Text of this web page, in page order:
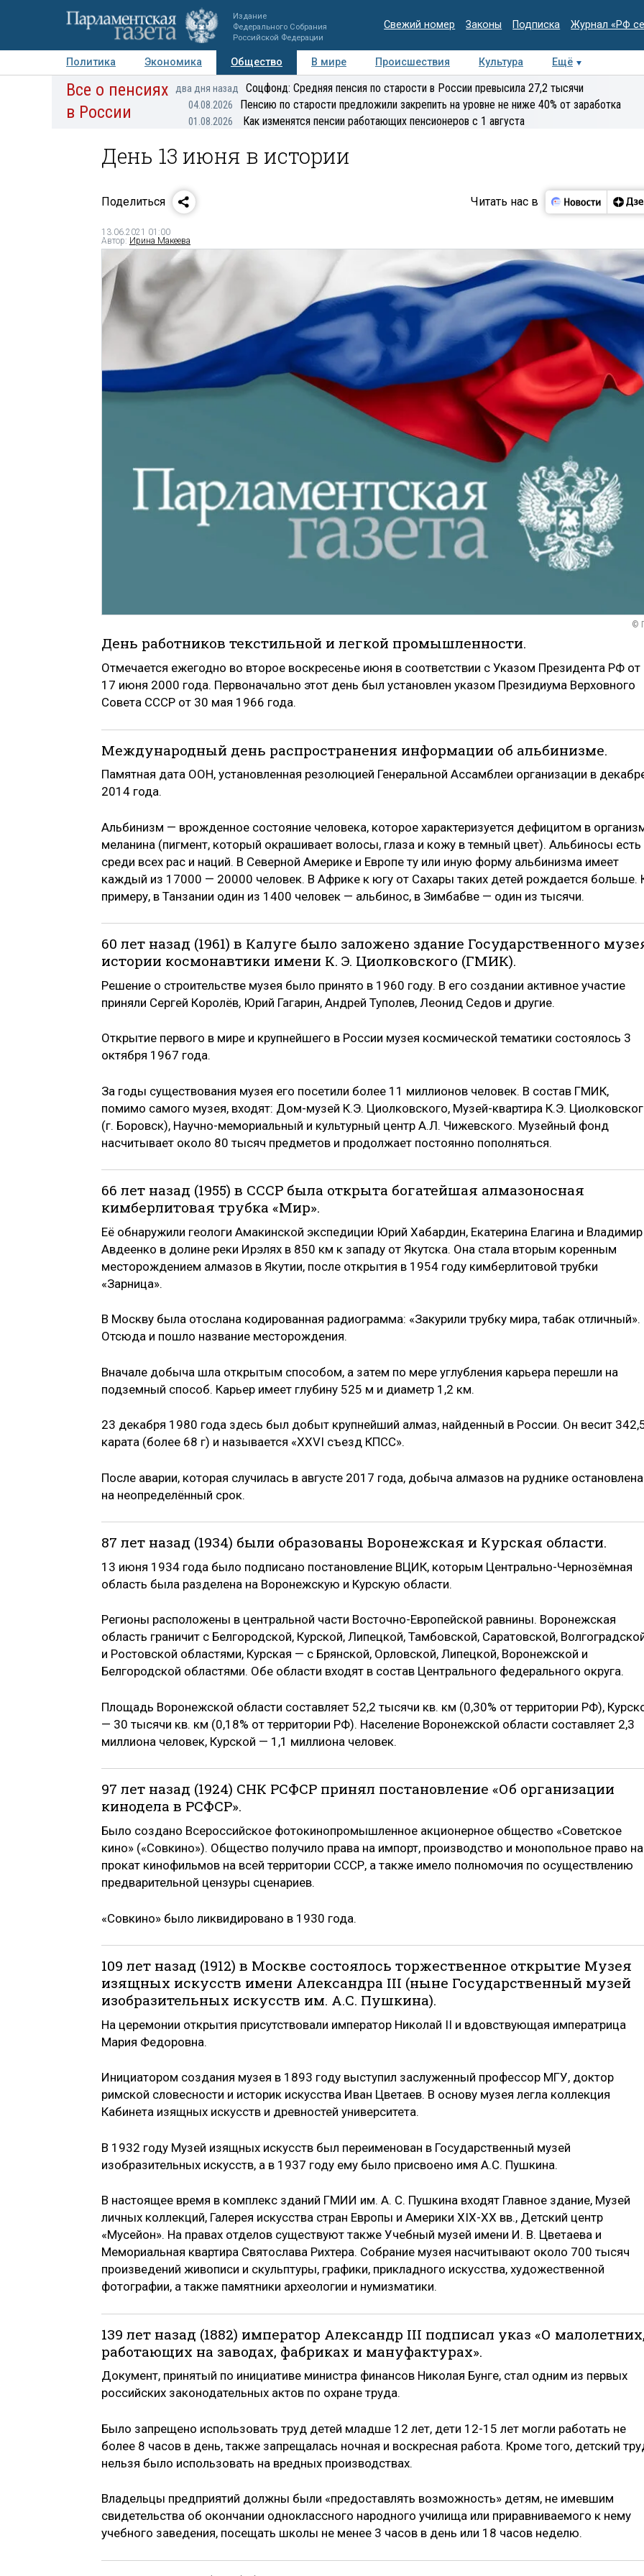
Издание
Федерального Собрания
Российской Федерации
Свежий номер Законы Подписка Журнал «РФ
Политика Экономика Общество В мире Происшествия Культура
Ещё
Авторы Персоны Мнения Регионы Медиацентр Интервью Колумнисты
Все о пенсиях
в России
два дня назад Соцфонд: Средняя пенсия по старости в России превысила 27,2 тысячи
04.08.2026 Пенсию по старости предложили закрепить на уровне не ниже 40% от заработка
01.08.2026 Как изменятся пенсии работающих пенсионеров с 1 августа
День 13 июня в истории
Поделиться Читать нас в
13.06.2021 01:00
Автор: Ирина Макеева
©
День работников текстильной и легкой промышленности.
Отмечается ежегодно во второе воскресенье июня в соответствии с Указом Президента РФ от
17 июня 2000 года. Первоначально этот день был установлен указом Президиума Верховного
Совета СССР от 30 мая 1966 года.
Международный день распространения информации об альбинизме.
Памятная дата ООН, установленная резолюцией Генеральной Ассамблеи организации в
2014 года.
Альбинизм — врожденное состояние человека, которое характеризуется дефицитом в
меланина (пигмент, который окрашивает волосы, глаза и кожу в темный цвет). Альбиносы есть
среди всех рас и наций. В Северной Америке и Европе ту или иную форму альбинизма имеет
каждый из 17000 — 20000 человек. В Африке к югу от Сахары таких детей рождается больше.
примеру, в Танзании один из 1400 человек — альбинос, в Зимбабве — один из тысячи.
60 лет назад (1961) в Калуге было заложено здание Государственного
истории космонавтики имени К. Э. Циолковского (ГМИК).
Решение о строительстве музея было принято в 1960 году. В его создании активное участие
приняли Сергей Королёв, Юрий Гагарин, Андрей Туполев, Леонид Седов и другие.
Открытие первого в мире и крупнейшего в России музея космической тематики состоялось 3
октября 1967 года.
За годы существования музея его посетили более 11 миллионов человек. В состав ГМИК,
помимо самого музея, входят: Дом-музей К.Э. Циолковского, Музей-квартира К.Э.
(г. Боровск), Научно-мемориальный и культурный центр А.Л. Чижевского. Музейный фонд
насчитывает около 80 тысяч предметов и продолжает постоянно пополняться.
66 лет назад (1955) в СССР была открыта богатейшая алмазоносная
кимберлитовая трубка «Мир».
Её обнаружили геологи Амакинской экспедиции Юрий Хабардин, Екатерина Елагина и Владимир
Авдеенко в долине реки Ирэлях в 850 км к западу от Якутска. Она стала вторым коренным
месторождением алмазов в Якутии, после открытия в 1954 году кимберлитовой трубки
«Зарница».
В Москву была отослана кодированная радиограмма: «Закурили трубку мира, табак отличный».
Отсюда и пошло название месторождения.
Вначале добыча шла открытым способом, а затем по мере углубления карьера перешли на
подземный способ. Карьер имеет глубину 525 м и диаметр 1,2 км.
23 декабря 1980 года здесь был добыт крупнейший алмаз, найденный в России. Он весит
карата (более 68 г) и называется «XXVI съезд КПСС».
После аварии, которая случилась в августе 2017 года, добыча алмазов на руднике остановлена
на неопределённый срок.
87 лет назад (1934) были образованы Воронежская и Курская области.
13 июня 1934 года было подписано постановление ВЦИК, которым Центрально-Чернозёмная
область была разделена на Воронежскую и Курскую области.
Регионы расположены в центральной части Восточно-Европейской равнины. Воронежская
область граничит с Белгородской, Курской, Липецкой, Тамбовской, Саратовской,
и Ростовской областями, Курская — с Брянской, Орловской, Липецкой, Воронежской и
Белгородской областями. Обе области входят в состав Центрального федерального округа.
Площадь Воронежской области составляет 52,2 тысячи кв. км (0,30% от территории РФ),
— 30 тысячи кв. км (0,18% от территории РФ). Население Воронежской области составляет 2,3
миллиона человек, Курской — 1,1 миллиона человек.
97 лет назад (1924) СНК РСФСР принял постановление «Об организации
кинодела в РСФСР».
Было создано Всероссийское фотокинопромышленное акционерное общество «Советское
кино» («Совкино»). Общество получило права на импорт, производство и монопольное право на
прокат кинофильмов на всей территории СССР, а также имело полномочия по осуществлению
предварительной цензуры сценариев.
«Совкино» было ликвидировано в 1930 года.
109 лет назад (1912) в Москве состоялось торжественное открытие Музея
изящных искусств имени Александра III (ныне Государственный музей
изобразительных искусств им. А.С. Пушкина).
На церемонии открытия присутствовали император Николай II и вдовствующая императрица
Мария Федоровна.
Инициатором создания музея в 1893 году выступил заслуженный профессор МГУ, доктор
римской словесности и историк искусства Иван Цветаев. В основу музея легла коллекция
Кабинета изящных искусств и древностей университета.
В 1932 году Музей изящных искусств был переименован в Государственный музей
изобразительных искусств, а в 1937 году ему было присвоено имя А.С. Пушкина.
В настоящее время в комплекс зданий ГМИИ им. А. С. Пушкина входят Главное здание, Музей
личных коллекций, Галерея искусства стран Европы и Америки XIX-ХХ вв., Детский центр
«Мусейон». На правах отделов существуют также Учебный музей имени И. В. Цветаева и
Мемориальная квартира Святослава Рихтера. Собрание музея насчитывают около 700 тысяч
произведений живописи и скульптуры, графики, прикладного искусства, художественной
фотографии, а также памятники археологии и нумизматики.
139 лет назад (1882) император Александр III подписал указ «О
работающих на заводах, фабриках и мануфактурах».
Документ, принятый по инициативе министра финансов Николая Бунге, стал одним из первых
российских законодательных актов по охране труда.
Было запрещено использовать труд детей младше 12 лет, дети 12-15 лет могли работать не
более 8 часов в день, также запрещалась ночная и воскресная работа. Кроме того, детский
нельзя было использовать на вредных производствах.
Владельцы предприятий должны были «предоставлять возможность» детям, не имевшим
свидетельства об окончании одноклассного народного училища или приравниваемого к нему
учебного заведения, посещать школы не менее 3 часов в день или 18 часов неделю.